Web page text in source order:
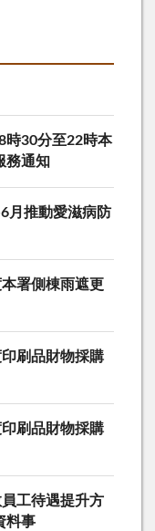
時30分至22時本
務通知
月推動愛滋病防
署側棟雨遮更
印刷品財物採購
印刷品財物採購
工待遇提升方
料事